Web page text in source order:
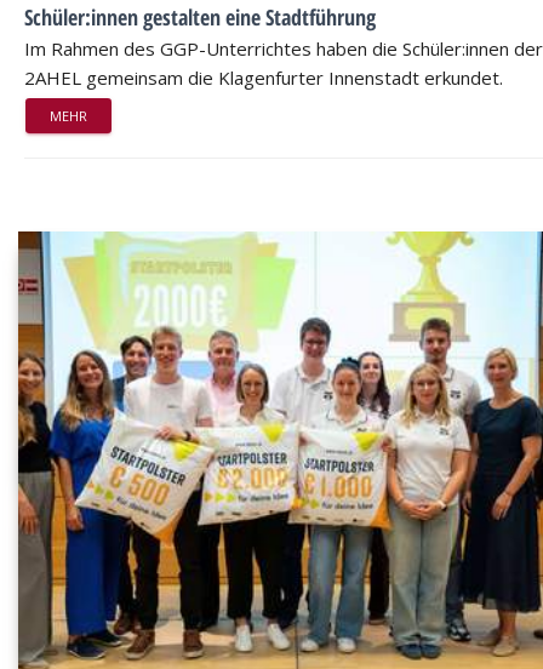
Schüler:innen gestalten eine Stadtführung
Im Rahmen des GGP-Unterrichtes haben die Schüler:innen der
2AHEL gemeinsam die Klagenfurter Innenstadt erkundet.
MEHR